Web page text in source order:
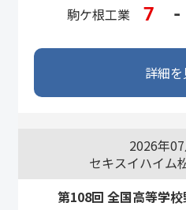
駒ケ根工業
7 -
詳細を
2026年
セキスイハイム
第108回 全国高等学